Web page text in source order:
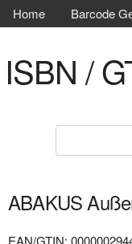
Home Barcode
ISBN /
ABAKUS
EAN/GTIN: